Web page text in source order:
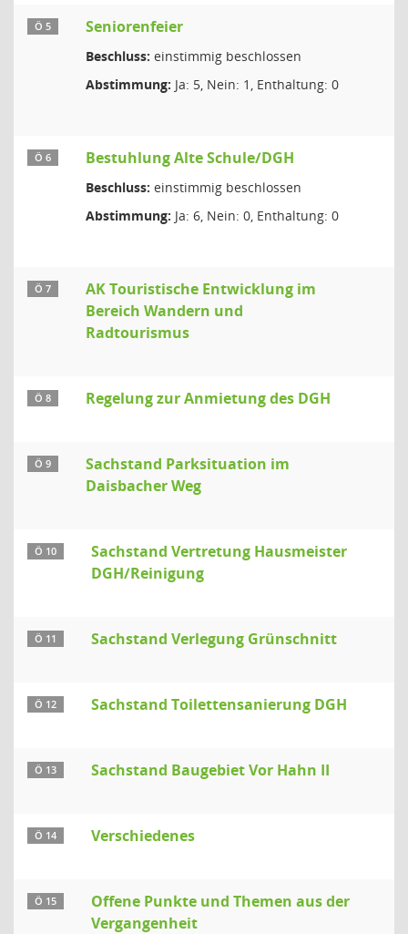
Ö 5 Seniorenfeier
Beschluss: einstimmig beschlossen
Abstimmung: Ja: 5, Nein: 1, Enthaltung: 0
Ö 6 Bestuhlung Alte Schule/DGH
Beschluss: einstimmig beschlossen
Abstimmung: Ja: 6, Nein: 0, Enthaltung: 0
Ö 7
AK Touristische Entwicklung im
Bereich Wandern und
Radtourismus
Ö 8 Regelung zur Anmietung des DGH
Ö 9
Sachstand Parksituation im
Daisbacher Weg
Ö 10
Sachstand Vertretung Hausmeister
DGH/Reinigung
Ö 11 Sachstand Verlegung Grünschnitt
Ö 12 Sachstand Toilettensanierung DGH
Ö 13 Sachstand Baugebiet Vor Hahn II
Ö 14 Verschiedenes
Ö 15
Offene Punkte und Themen aus der
Vergangenheit